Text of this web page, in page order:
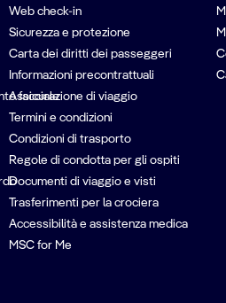
facciale
Web check-in
Sicurezza e protezione
Carta dei diritti dei passeggeri
Informazioni precontrattuali
Assicurazione di viaggio
Termini e condizioni
Condizioni di trasporto
Regole di condotta per gli ospiti
Documenti di viaggio e visti
Trasferimenti per la crociera
Accessibilità e assistenza medica
MSC for Me